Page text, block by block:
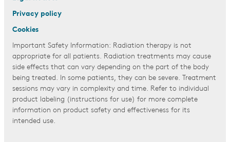
Privacy policy
Cookies
Important Safety Information: Radiation therapy is not
appropriate for all patients. Radiation treatments may cause
side effects that can vary depending on the part of the body
being treated. In some patients, they can be severe. Treatment
sessions may vary in complexity and time. Refer to individual
product labeling (instructions for use) for more complete
information on product safety and effectiveness for its
intended use.